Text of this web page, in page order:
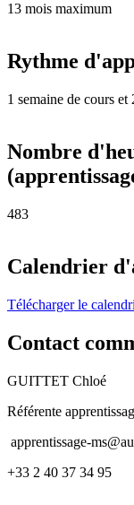
13 mois maximum
Rythme
1 semaine de cours et
Nombre
483
Calendrier
Télécharger le
Contact
GUITTET Chloé
Référente
apprentissage-
+33 2 40 37 34 95